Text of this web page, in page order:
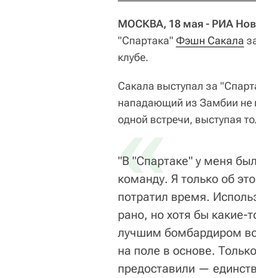
МОСКВА, 18 мая - РИА
"Спартака" Фэшн Сакала
клубе.
Сакала выступал за
нападающий из Замбии не
одной встречи, выступая
«
"В "Спартаке" у меня
команду. Я только об
потратил время.
рано, но хотя бы
лучшим бомбардиром
на поле в основе.
предоставили —